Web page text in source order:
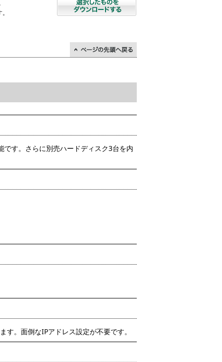
す。さらに別売ハードディスク3台を内
。面倒なIPアドレス設定が不要です。